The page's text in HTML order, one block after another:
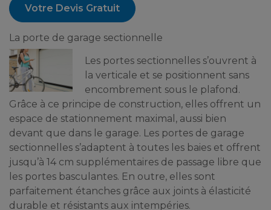
Votre Devis Gratuit
La porte de garage sectionnelle
Les portes sectionnelles s’ouvrent à
la verticale et se positionnent sans
encombrement sous le plafond.
Grâce à ce principe de construction, elles offrent un
espace de stationnement maximal, aussi bien
devant que dans le garage. Les portes de garage
sectionnelles s’adaptent à toutes les baies et offrent
jusqu’à 14 cm supplémentaires de passage libre que
les portes basculantes. En outre, elles sont
parfaitement étanches grâce aux joints à élasticité
durable et résistants aux intempéries.